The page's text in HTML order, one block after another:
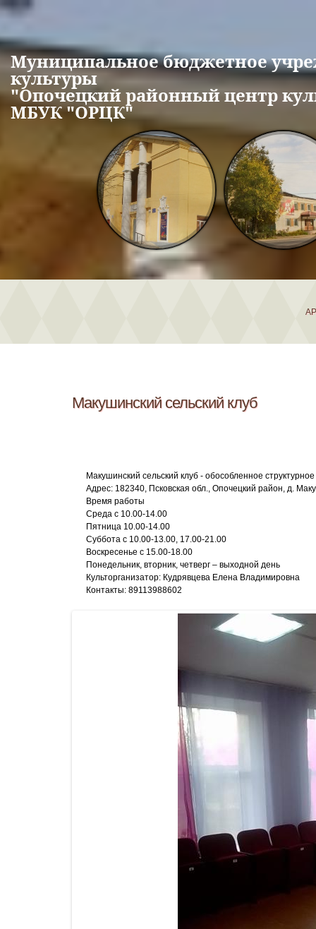
Перейти к основному содержанию
Муниципальное бюджетное
культуры
"Опочецкий районный центр
МБУК "ОРЦК"
Макушинский сельский клуб
Макушинский сельский клуб - обособленное
Адрес: 182340, Псковская обл., Опочецкий район, д.
Время работы
Среда с 10.00-14.00
Пятница 10.00-14.00
Суббота с 10.00-13.00, 17.00-21.00
Воскресенье с 15.00-18.00
Понедельник, вторник, четверг – выходной день
Культорганизатор: Кудрявцева Елена Владимировна
Контакты: 89113988602